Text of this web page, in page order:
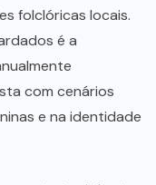
folclóricas locais.
é a
com cenários
e na identidade